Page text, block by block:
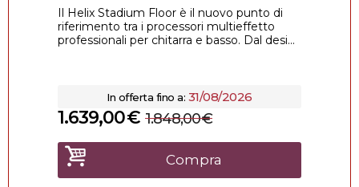
Il Helix Stadium Floor è il nuovo punto di
riferimento tra i processori multieffetto
professionali per chitarra e basso. Dal desi...
In offerta fino a: 31/08/2026
€
1.639,00 €
1.848,00
Compra